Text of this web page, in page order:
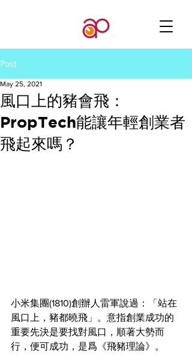
Post
風口上的豬會飛：
PropTech能讓年輕創業者
飛起來嗎？
May 25, 2021
小米集團(1810)創辦人雷軍說過：「站在
風口上，豬都曉飛」。意指創業成功的
重要先決是要找對風口，順著大勢而
行，便可成功，是爲《飛豬理論》。